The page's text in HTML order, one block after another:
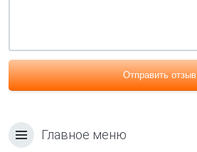
Отправить отзыв
Главное меню